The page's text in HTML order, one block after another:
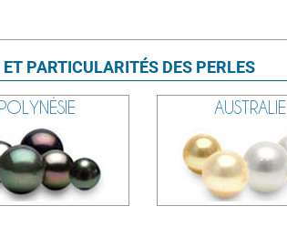
PARTICULARITÉS DES PERLES
POLYNÉSIE AUSTRALIE